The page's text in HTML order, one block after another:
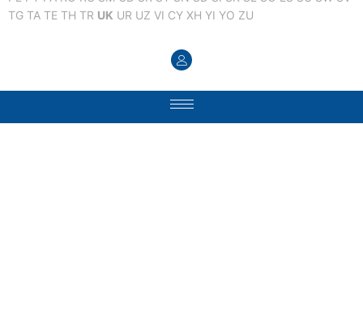
TG TA TE TH TR UK UR UZ VI CY XH YI YO ZU